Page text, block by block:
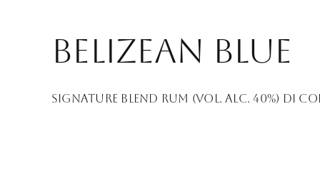
Belizean Blue
Signature Blend Rum (Vol. Alc. 40%) Di